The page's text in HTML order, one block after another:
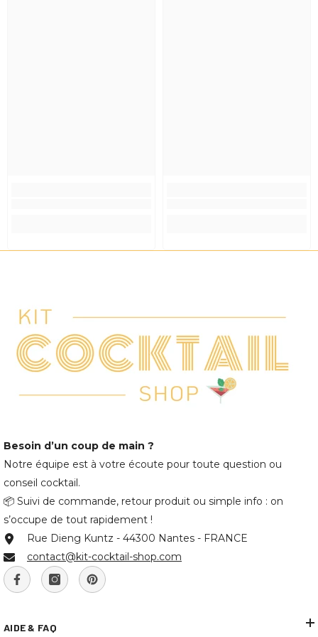
Besoin d’un coup de main ?
Notre équipe est à votre écoute pour toute question ou
conseil cocktail.
📦 Suivi de commande, retour produit ou simple info : on
s’occupe de tout rapidement !
Rue Dieng Kuntz - 44300 Nantes - FRANCE
contact@kit-cocktail-shop.com
AIDE & FAQ